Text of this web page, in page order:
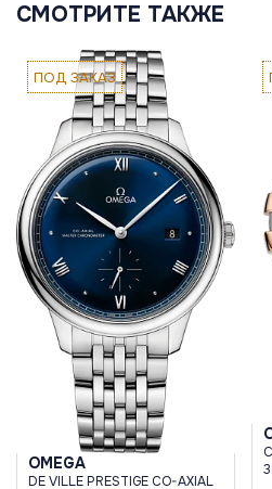
СМОТРИТЕ ТАКЖЕ
ПОД ЗАКАЗ
OMEGA
DE VILLE PRESTIGE CO-AXIAL